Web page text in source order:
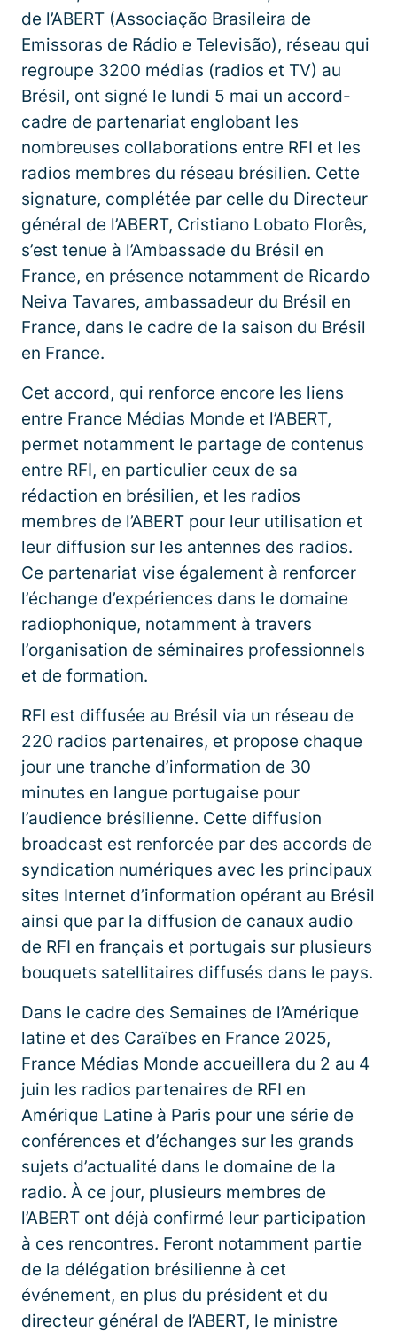
de l’ABERT (Associação Brasileira de
Emissoras de Rádio e Televisão), réseau qui
regroupe 3200 médias (radios et TV) au
Brésil, ont signé le lundi 5 mai un accord-
cadre de partenariat englobant les
nombreuses collaborations entre RFI et les
radios membres du réseau brésilien. Cette
signature, complétée par celle du Directeur
général de l’ABERT, Cristiano Lobato Florês,
s’est tenue à l’Ambassade du Brésil en
France, en présence notamment de Ricardo
Neiva Tavares, ambassadeur du Brésil en
France, dans le cadre de la saison du Brésil
en France.
Cet accord, qui renforce encore les liens
entre France Médias Monde et l’ABERT,
permet notamment le partage de contenus
entre RFI, en particulier ceux de sa
rédaction en brésilien, et les radios
membres de l’ABERT pour leur utilisation et
leur diffusion sur les antennes des radios.
Ce partenariat vise également à renforcer
l’échange d’expériences dans le domaine
radiophonique, notamment à travers
l’organisation de séminaires professionnels
et de formation.
RFI est diffusée au Brésil via un réseau de
220 radios partenaires, et propose chaque
jour une tranche d’information de 30
minutes en langue portugaise pour
l’audience brésilienne. Cette diffusion
broadcast est renforcée par des accords de
syndication numériques avec les principaux
sites Internet d’information opérant au Brésil
ainsi que par la diffusion de canaux audio
de RFI en français et portugais sur plusieurs
bouquets satellitaires diffusés dans le pays.
Dans le cadre des Semaines de l’Amérique
latine et des Caraïbes en France 2025,
France Médias Monde accueillera du 2 au 4
juin les radios partenaires de RFI en
Amérique Latine à Paris pour une série de
conférences et d’échanges sur les grands
sujets d’actualité dans le domaine de la
radio. À ce jour, plusieurs membres de
l’ABERT ont déjà confirmé leur participation
à ces rencontres. Feront notamment partie
de la délégation brésilienne à cet
événement, en plus du président et du
directeur général de l’ABERT, le ministre